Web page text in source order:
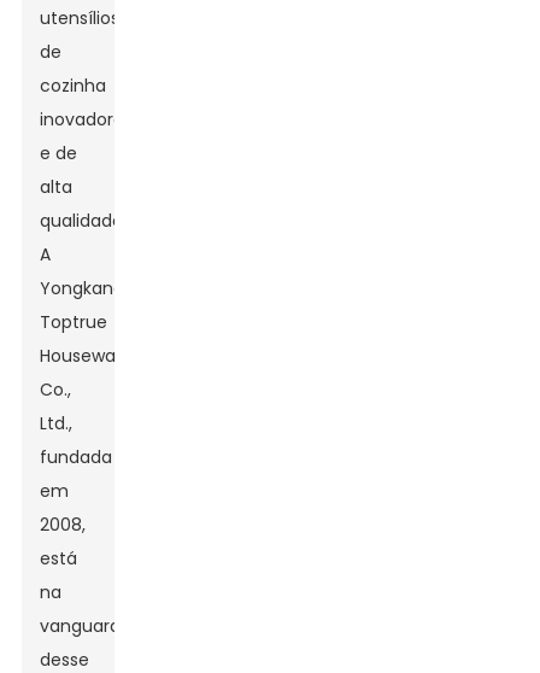
utensílios
de
cozinha
inovadores
e de
alta
qualidade.
A
Yongkang
Toptrue
Houseware
Co.,
Ltd.,
fundada
em
2008,
está
na
vanguarda
desse